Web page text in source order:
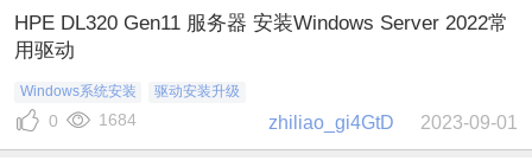
HPE DL320 Gen11 服务器 安装Windows Server 2022常
用驱动
Windows系统安装 驱动安装升级
zhiliao_gi4GtD 2023-09-01
0 1684